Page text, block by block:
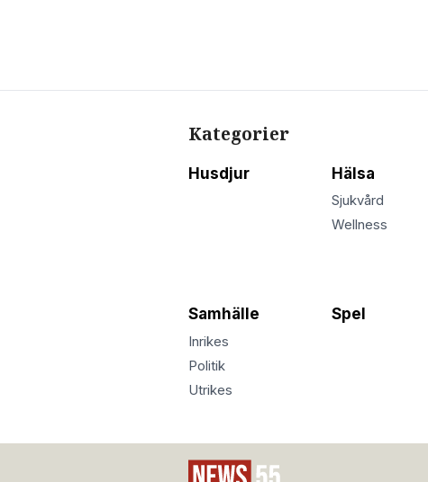
Kategorier
Husdjur Hälsa
Sjukvård
Wellness
Samhälle
Inrikes
Politik
Utrikes
Spel